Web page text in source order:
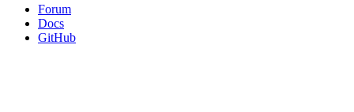
Forum
Docs
GitHub